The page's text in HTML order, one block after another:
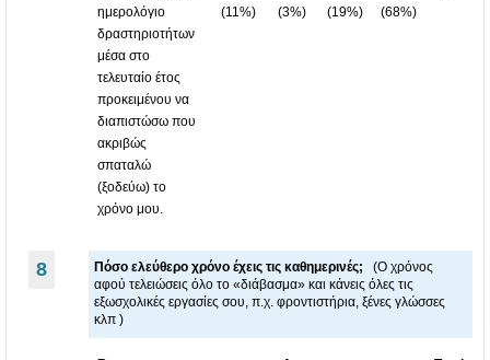
ημερολόγιο
δραστηριοτήτων
μέσα στο
τελευταίο έτος
προκειμένου να
διαπιστώσω που
ακριβώς
σπαταλώ
(ξοδεύω) το
χρόνο μου.
(11%)
(3%)
(19%)
(68%)
8 Πόσο ελεύθερο χρόνο έχεις τις καθημερινές;
(Ο χρόνος
αφού τελειώσεις όλο το «διάβασμα» και κάνεις όλες τις
εξωσχολικές εργασίες σου, π.χ. φροντιστήρια, ξένες γλώσσες
κλπ )